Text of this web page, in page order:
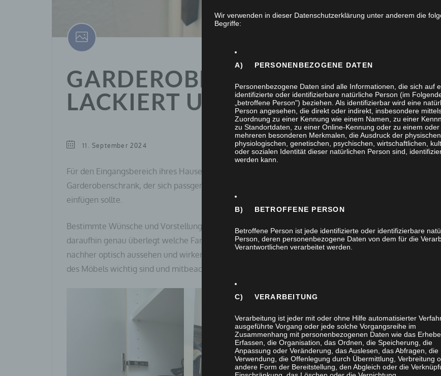
GARDEROBENSCHRANK
LACKIERT UND GEBEIZT
11. September 2024
Für den Eingangsbereich ihres Hauses wünschten sich unsere Kunden einen
Garderobenschrank, der sich passgenau in die vorhandene Nische neben der Eingangstür
einfügen sollte.
Bestimmte Wünsche und Vorstellungen brachte das Paar in die Beratung schon mit. Es wurde
daraufhin genau überlegt welche Farben und welche Materialien sich anbieten, wie das Möbel
nachher optisch aussehen und wirken soll, und ob es Einzelheiten gibt, die später im Gebrauch
des Möbels wichtig sind und mitbeachtet werden müssen
Wir verwenden in dieser Datenschutzerklärung unter anderem die
Begriffe:
A) PERSONENBEZOGENE DATEN
Personenbezogene Daten sind alle Informationen, die sich auf
identifizierte oder identifizierbare natürliche Person (im
„betroffene Person") beziehen. Als identifizierbar wird eine
Person angesehen, die direkt oder indirekt, insbesondere
Zuordnung zu einer Kennung wie einem Namen, zu einer
zu Standortdaten, zu einer Online-Kennung oder zu einem oder
mehreren besonderen Merkmalen, die Ausdruck der
physiologischen, genetischen, psychischen, wirtschaftlichen,
oder sozialen Identität dieser natürlichen Person sind,
werden kann.
B) BETROFFENE PERSON
Betroffene Person ist jede identifizierte oder identifizierbare
Person, deren personenbezogene Daten von dem für die
Verantwortlichen verarbeitet werden.
C) VERARBEITUNG
Verarbeitung ist jeder mit oder ohne Hilfe automatisierter
ausgeführte Vorgang oder jede solche Vorgangsreihe im
Zusammenhang mit personenbezogenen Daten wie das
Erfassen, die Organisation, das Ordnen, die Speicherung, die
Anpassung oder Veränderung, das Auslesen, das Abfragen, die
Verwendung, die Offenlegung durch Übermittlung, Verbreitung
andere Form der Bereitstellung, den Abgleich oder die